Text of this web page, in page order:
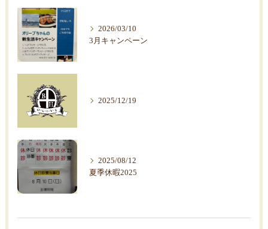
2026/03/10
3月キャンペーン
2025/12/19
2025/08/12
夏季休暇2025